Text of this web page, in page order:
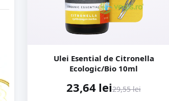
Ulei Esential de Citronella
Ecologic/Bio 10ml
23,64 lei29,55 lei